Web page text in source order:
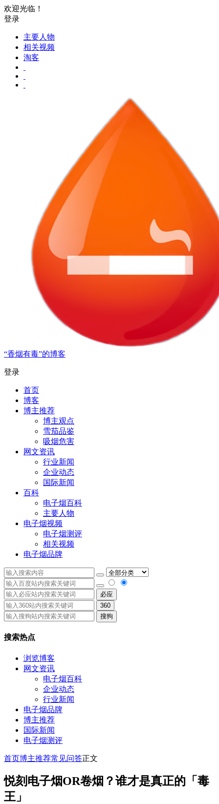
欢迎光临！
登录
主要人物
相关视频
淘客
“香烟有毒”的博客
登录
首页
博客
博主推荐
博主观点
雪茄品鉴
吸烟危害
网文资讯
行业新闻
企业动态
国际新闻
百科
电子烟百科
主要人物
电子烟视频
电子烟测评
相关视频
电子烟品牌
必应
360
搜狗
搜索热点
浏览博客
网文资讯
电子烟百科
企业动态
行业新闻
电子烟品牌
博主推荐
国际新闻
电子烟测评
首页博主推荐常见问答正文
悦刻电子烟OR卷烟？谁才是真正的「毒
王」